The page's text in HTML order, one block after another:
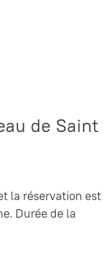
de Saint
la réservation est
Durée de la